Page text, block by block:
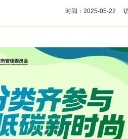
时间：2025-05-22